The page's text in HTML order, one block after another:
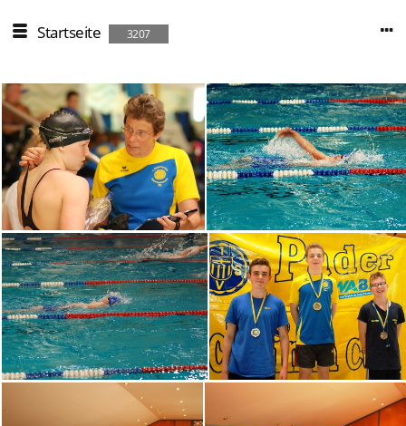
Startseite 3207